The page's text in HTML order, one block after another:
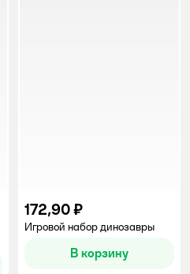
172,90 ₽
Игровой набор динозавры
В корзину